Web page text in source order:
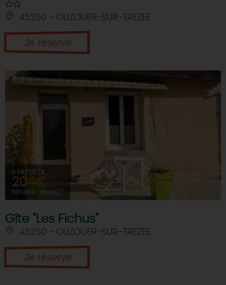
45250 - OUZOUER-SUR-TREZEE
Je réserve
À PARTIR DE
204€
SEMAINE (MEUBLÉ)
Gîte "Les Fichus"
45250 - OUZOUER-SUR-TREZEE
Je réserve